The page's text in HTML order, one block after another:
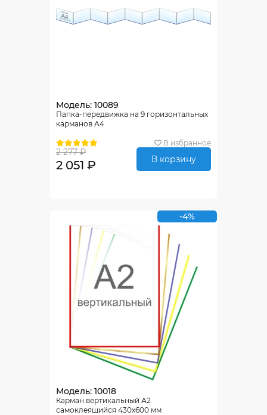
Модель: 10089
Папка-передвижка на 9 горизонтальных
карманов А4
В избранное
2 277 ₽
2 051 ₽ В корзину
-4%
Модель: 10018
Карман вертикальный А2
самоклеящийся 430х600 мм